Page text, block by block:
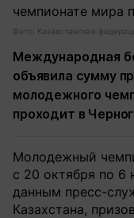
Фото: Казахстанская
Международная
объявила сумму
молодежного
проходит в
Молодежный
с 20 октября по 6
данным пресс-
Казахстана,